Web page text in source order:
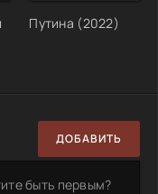
Путина (2022)
ДОБАВИТЬ
быть первым?